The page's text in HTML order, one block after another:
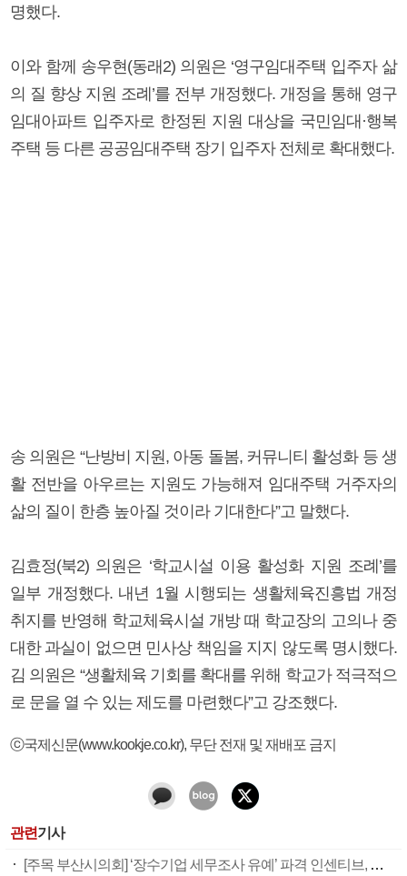
명했다.
이와 함께 송우현(동래2) 의원은 ‘영구임대주택 입주자 삶
의 질 향상 지원 조례’를 전부 개정했다. 개정을 통해 영구
임대아파트 입주자로 한정된 지원 대상을 국민임대·행복
주택 등 다른 공공임대주택 장기 입주자 전체로 확대했다.
송 의원은 “난방비 지원, 아동 돌봄, 커뮤니티 활성화 등 생
활 전반을 아우르는 지원도 가능해져 임대주택 거주자의
삶의 질이 한층 높아질 것이라 기대한다”고 말했다.
김효정(북2) 의원은 ‘학교시설 이용 활성화 지원 조례’를
일부 개정했다. 내년 1월 시행되는 생활체육진흥법 개정
취지를 반영해 학교체육시설 개방 때 학교장의 고의나 중
대한 과실이 없으면 민사상 책임을 지지 않도록 명시했다.
김 의원은 “생활체육 기회를 확대를 위해 학교가 적극적으
로 문을 열 수 있는 제도를 마련했다”고 강조했다.
ⓒ국제신문(www.kookje.co.kr), 무단 전재 및 재배포 금지
관련기사
[주목 부산시의회] ‘장수기업 세무조사 유예’ 파격 인센티브, 부산 유출 막을까